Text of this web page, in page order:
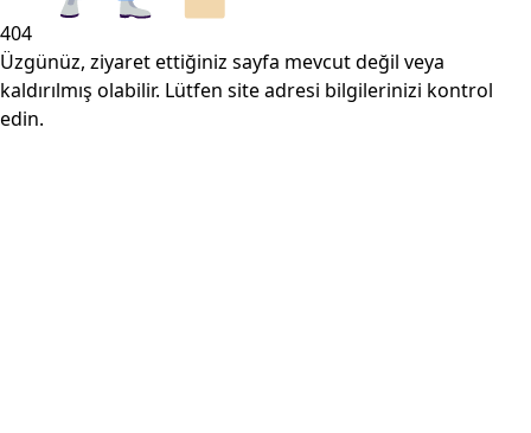
404
Üzgünüz, ziyaret ettiğiniz sayfa mevcut değil veya
kaldırılmış olabilir. Lütfen site adresi bilgilerinizi kontrol
edin.